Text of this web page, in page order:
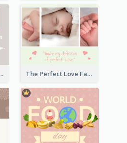
Facebook Post The Perfect Love Facebook Post